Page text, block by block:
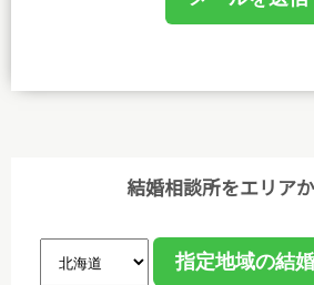
(1)個人情報保護に関する規程を策
利用目的を明確にし、目的外利用を
ます。
結婚相談所をエリア